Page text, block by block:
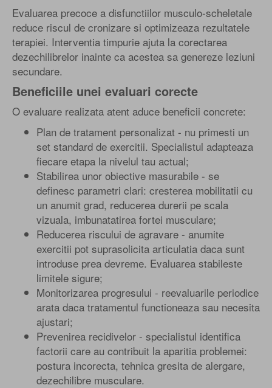
Evaluarea precoce a disfunctiilor musculo-scheletale
reduce riscul de cronizare si optimizeaza rezultatele
terapiei. Interventia timpurie ajuta la corectarea
dezechilibrelor inainte ca acestea sa genereze leziuni
secundare.
Beneficiile unei evaluari corecte
O evaluare realizata atent aduce beneficii concrete:
Plan de tratament personalizat - nu primesti un
set standard de exercitii. Specialistul adapteaza
fiecare etapa la nivelul tau actual;
Stabilirea unor obiective masurabile - se
definesc parametri clari: cresterea mobilitatii cu
un anumit grad, reducerea durerii pe scala
vizuala, imbunatatirea fortei musculare;
Reducerea riscului de agravare - anumite
exercitii pot suprasolicita articulatia daca sunt
introduse prea devreme. Evaluarea stabileste
limitele sigure;
Monitorizarea progresului - reevaluarile periodice
arata daca tratamentul functioneaza sau necesita
ajustari;
Prevenirea recidivelor - specialistul identifica
factorii care au contribuit la aparitia problemei:
postura incorecta, tehnica gresita de alergare,
dezechilibre musculare.